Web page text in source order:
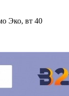
Эко, вт 40